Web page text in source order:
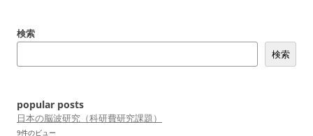
ゲ
ン
検索
検索
popular posts
日本の脳波研究（科研費研究課題）
9件のビュー